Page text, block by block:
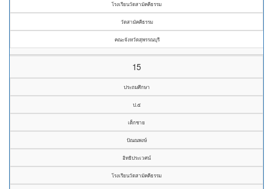
โรงเรียนวัดสามัคคีธรรม
วัดสามัคคีธรรม
คณะจังหวัดสุพรรณบุรี
15
ประถมศึกษา
ป.๕
เด็กชาย
ปัณณพงษ์
อิทธิประเวศน์
โรงเรียนวัดสามัคคีธรรม